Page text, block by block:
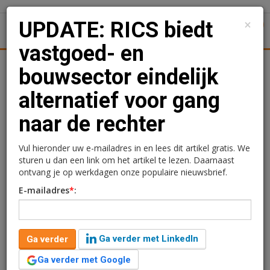
Nieuws Uitgelicht Achtergronden Woningmarkt
UPDATE: RICS biedt
vastgoed- en bouwsector
eindelijk alternatief voor
gang naar de rechter
Partijen die een geschil willen oplossen kunnen nu een
beroep doen op RICS geaccrediteerde mediators, die
×
UPDATE: RICS biedt
vastgoed- en
bouwsector eindelijk
alternatief voor gang
naar de rechter
Vul hieronder uw e-mailadres in en lees dit artikel gratis. We
sturen u dan een link om het artikel te lezen. Daarnaast
ontvang je op werkdagen onze populaire nieuwsbrief.
E-mailadres*:
Ga verder
Ga verder met LinkedIn
Ga verder met Google